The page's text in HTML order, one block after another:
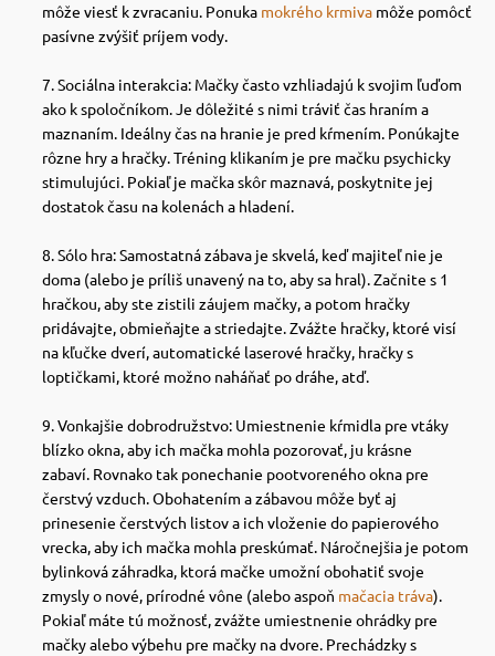
môže viesť k zvracaniu. Ponuka mokrého krmivamôže pomôcť
pasívne zvýšiť príjem vody.
Sociálna interakcia: Mačky často vzhliadajú k svojim ľuďom
ako k spoločníkom. Je dôležité s nimi tráviť čas hraním a
maznaním. Ideálny čas na hranie je pred kŕmením. Ponúkajte
rôzne hry a hračky.Tréning klikaním je pre mačku psychicky
stimulujúci. Pokiaľ je mačka skôr maznavá, poskytnite jej
dostatok času na kolenách a hladení.
Sólo hra: Samostatná zábava je skvelá, keď majiteľ nie je
doma (alebo je príliš unavený na to, aby sa hral).Začnite s 1
hračkou, aby ste zistili záujem mačky, a potom hračky
pridávajte, obmieňajte a striedajte. Zvážte hračky, ktoré visí
na kľučke dverí, automatické laserové hračky, hračky s
loptičkami, ktoré možno naháňať po dráhe, atď.
Vonkajšie dobrodružstvo: Umiestnenie kŕmidla pre vtáky
blízko okna, aby ich mačka mohla pozorovať, ju krásne
zabaví. Rovnako tak ponechanie pootvoreného okna pre
čerstvý vzduch.Obohatením a zábavou môže byť aj
prinesenie čerstvých listov a ich vloženie do papierového
vrecka, aby ich mačka mohla preskúmať. Náročnejšia je potom
bylinková záhradka, ktorá mačke umožní obohatiť svoje
zmysly o nové, prírodné vône (alebo aspoň mačacia tráva).
Pokiaľ máte tú možnosť, zvážte umiestnenie ohrádky pre
mačky alebo výbehu pre mačky na dvore. Prechádzky s